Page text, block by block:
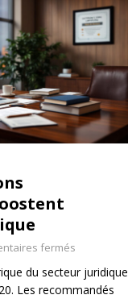
fermés
du secteur juridique
Les recommandés